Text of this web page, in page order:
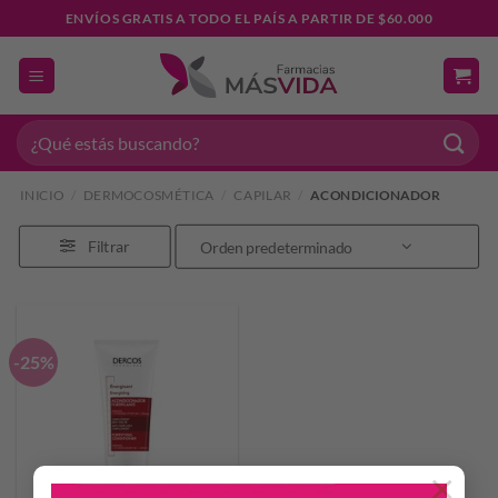
al
contenido
ENVÍOS GRATIS A TODO EL PAÍS A PARTIR DE $60.000
Buscar
por:
INICIO DERMOCOSMÉTICA CAPILAR ACONDICIONADOR
Filtrar
-25%